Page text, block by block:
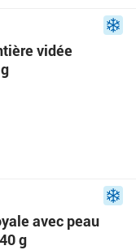
vidée
avec peau
g